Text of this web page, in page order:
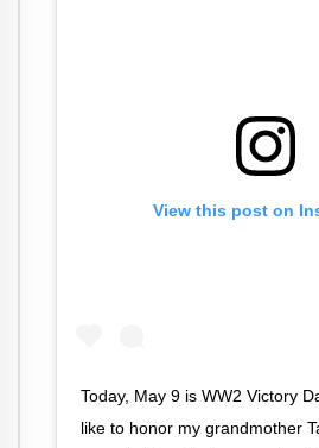
View this post on
Today, May 9 is WW2 Victory
like to honor my grandmother